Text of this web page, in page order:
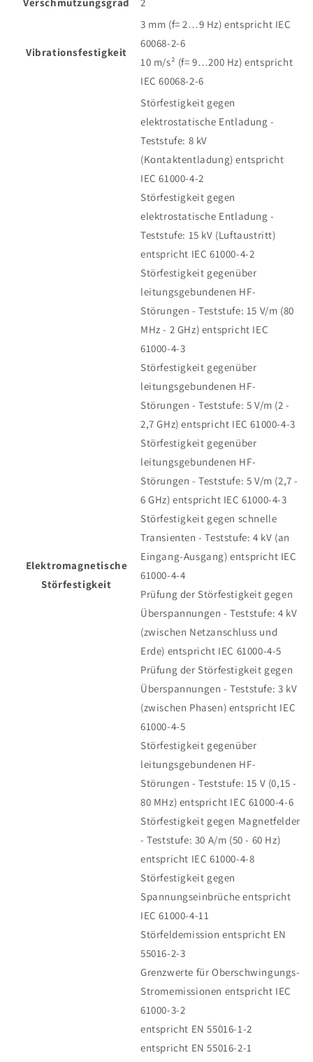
Vibrationsfestigkeit
3 mm (f= 2…9 Hz) entspricht IEC
60068-2-6
10 m/s² (f= 9…200 Hz) entspricht
IEC 60068-2-6
Elektromagnetische
Störfestigkeit
Störfestigkeit gegen
elektrostatische Entladung -
Teststufe: 8 kV
(Kontaktentladung) entspricht
IEC 61000-4-2
Störfestigkeit gegen
elektrostatische Entladung -
Teststufe: 15 kV (Luftaustritt)
entspricht IEC 61000-4-2
Störfestigkeit gegenüber
leitungsgebundenen HF-
Störungen - Teststufe: 15 V/m (80
MHz - 2 GHz) entspricht IEC
61000-4-3
Störfestigkeit gegenüber
leitungsgebundenen HF-
Störungen - Teststufe: 5 V/m (2 -
2,7 GHz) entspricht IEC 61000-4-3
Störfestigkeit gegenüber
leitungsgebundenen HF-
Störungen - Teststufe: 5 V/m (2,7 -
6 GHz) entspricht IEC 61000-4-3
Störfestigkeit gegen schnelle
Transienten - Teststufe: 4 kV (an
Eingang-Ausgang) entspricht IEC
61000-4-4
Prüfung der Störfestigkeit gegen
Überspannungen - Teststufe: 4 kV
(zwischen Netzanschluss und
Erde) entspricht IEC 61000-4-5
Prüfung der Störfestigkeit gegen
Überspannungen - Teststufe: 3 kV
(zwischen Phasen) entspricht IEC
61000-4-5
Störfestigkeit gegenüber
leitungsgebundenen HF-
Störungen - Teststufe: 15 V (0,15 -
80 MHz) entspricht IEC 61000-4-6
Störfestigkeit gegen Magnetfelder
- Teststufe: 30 A/m (50 - 60 Hz)
entspricht IEC 61000-4-8
Störfestigkeit gegen
Spannungseinbrüche entspricht
IEC 61000-4-11
Störfeldemission entspricht EN
55016-2-3
Grenzwerte für Oberschwingungs-
Stromemissionen entspricht IEC
61000-3-2
entspricht EN 55016-1-2
entspricht EN 55016-2-1